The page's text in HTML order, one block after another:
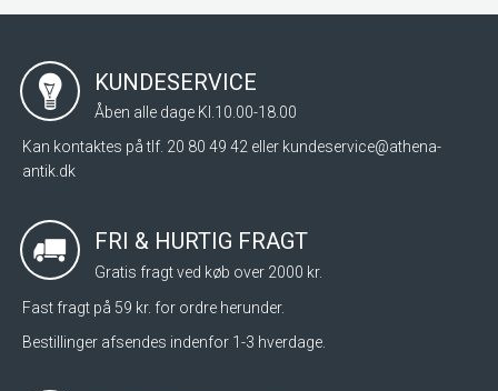
KUNDESERVICE
Åben alle dage Kl.10.00-18.00
Kan kontaktes på tlf. 20 80 49 42 eller kundeservice@athena-
antik.dk
FRI & HURTIG FRAGT
Gratis fragt ved køb over 2000 kr.
Fast fragt på 59 kr. for ordre herunder.
Bestillinger afsendes indenfor 1-3 hverdage.